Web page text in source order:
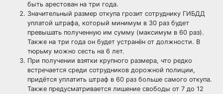
быть арестован на три года.
Значительный размер откупа грозит сотруднику ГИБДД
уплатой штрафа, который минимум в 30 раз будет
превышать полученную им сумму (максимум в 60 раз).
Также на три года он будет устранён от должности. В
тюрьму можно сесть на 6 лет.
При получении взятки крупного размера, что редко
встречается среди сотрудников дорожной полиции,
придётся уплатить штраф в 60 раз больше самого откупа.
Также предусматривается лишение свободы от 7 до 12